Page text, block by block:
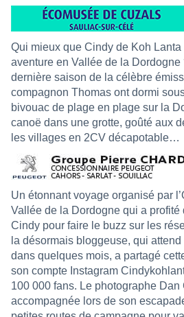
Qui mieux que Cindy de Koh
aventure en Vallée de la
dernière saison de la célèbre
compagnon Thomas ont dormi
bivouac de plage en plage sur la
canoë dans une grotte, goûté aux
les villages en 2CV décapotable…
Un étonnant voyage organisé par
Vallée de la Dordogne qui a profité
Cindy pour faire le buzz sur les
la désormais bloggeuse, qui
dans quelques mois, a partagé
son compte Instagram
100 000 fans. Le photographe Dan
accompagnée lors de son